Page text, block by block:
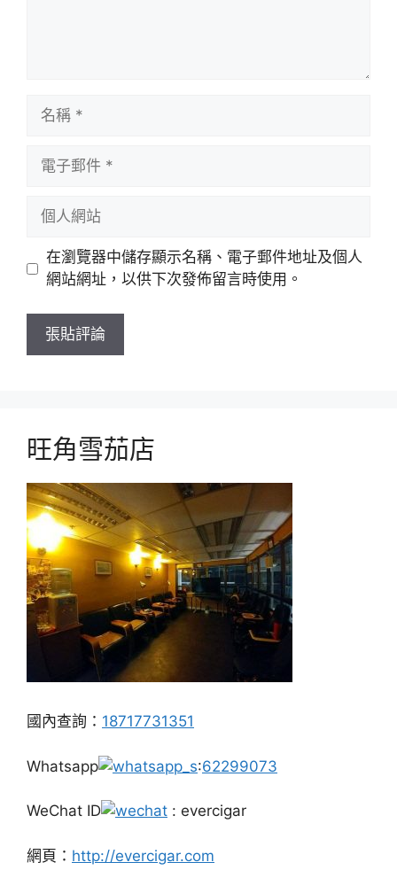
站
在瀏覽器中儲存顯示名稱、電子郵件地址及個人
網站網址，以供下次發佈留言時使用。
旺角雪茄店
國內查詢： 18717731351
Whatsapp :62299073
WeChat ID : evercigar
網頁： http://evercigar.com